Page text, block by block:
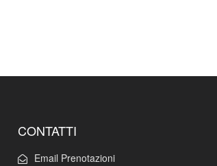
CONTATTI
Email Prenotazioni